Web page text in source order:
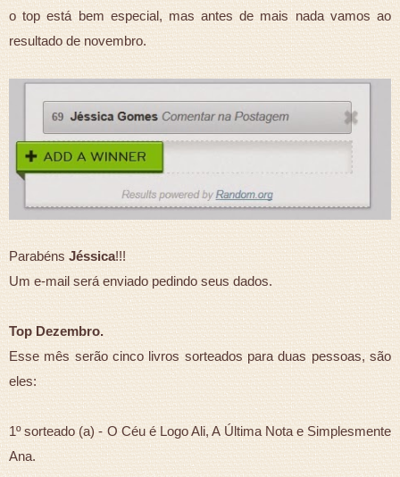
o top está bem especial, mas antes de mais nada vamos ao
resultado de novembro.
Parabéns Jéssica!!!
Um e-mail será enviado pedindo seus dados.
Top Dezembro.
Esse mês serão cinco livros sorteados para duas pessoas, são
eles:
1º sorteado (a) - O Céu é Logo Ali, A Última Nota e Simplesmente
Ana.